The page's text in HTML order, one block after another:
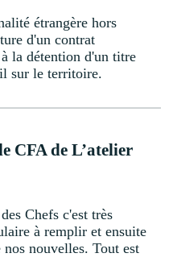
étrangère hors
d'un contrat
la détention d'un titre
sur le territoire.
CFA de L’atelier
Chefs c'est très
à remplir et ensuite
nos nouvelles. Tout est